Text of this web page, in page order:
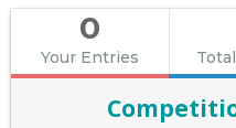
0
Your Entries